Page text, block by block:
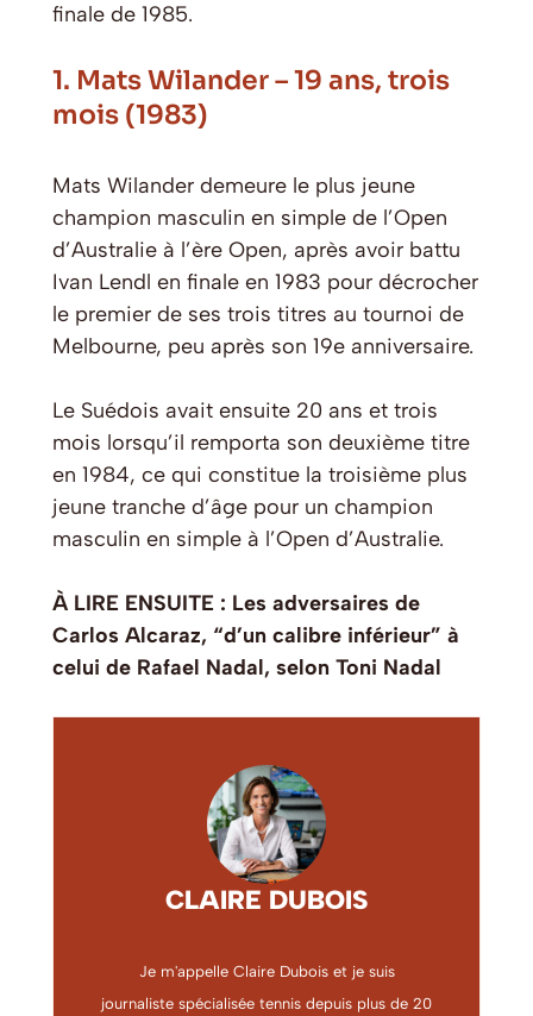
finale de 1985.
1. Mats Wilander – 19 ans, trois
mois (1983)
Mats Wilander demeure le plus jeune
champion masculin en simple de l’Open
d’Australie à l’ère Open, après avoir battu
Ivan Lendl en finale en 1983 pour décrocher
le premier de ses trois titres au tournoi de
Melbourne, peu après son 19e anniversaire.
Le Suédois avait ensuite 20 ans et trois
mois lorsqu’il remporta son deuxième titre
en 1984, ce qui constitue la troisième plus
jeune tranche d’âge pour un champion
masculin en simple à l’Open d’Australie.
À LIRE ENSUITE : Les adversaires de
Carlos Alcaraz, “d’un calibre inférieur” à
celui de Rafael Nadal, selon Toni Nadal
CLAIRE DUBOIS
Je m'appelle Claire Dubois et je suis
journaliste spécialisée tennis depuis plus de 20